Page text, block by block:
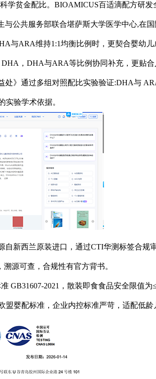
学贫金配比。BIOAMICUS百适滴配方研
公共服务部联合堪萨斯大学医学中心,在国
与ARA维持1:1均衡比例时，更契合婴幼
DHA，DHA与ARA等比例协同补充，更贴
》通过多组对照配比实验验证:DHA与
验学术依据。
新西兰原装进口，通过CTI华测标签合规
源可查，合规性有官方背书。
GB31607-2021，散装即食食品安全限值为
婴配标准，企业内控标准严苛，适配低龄